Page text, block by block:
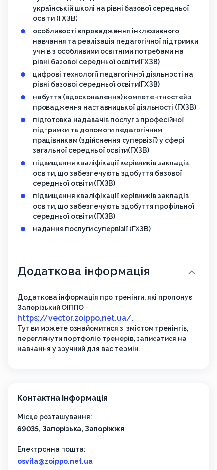
українській школі на рівні базової середньої
освіти (ГХЗВ)
особливості впровадження інклюзивного
навчання та реалізація педагогічної підтримки
учнів з особливими освітніми потребами на
рівні базової середньої освіти(ГХЗВ)
цифрові технології педагогічної діяльності на
рівні базової середньої освіти(ГХЗВ)
набуття (вдосконалення) компетентностей з
провадження наставницької діяльності (ГХЗВ)
підготовка надавачів послуг з професійної
підтримки та допомоги педагогічним
працівникам (здійснення супервізії) у сфері
загальної середньої освіти(ГХЗВ)
підвищення кваліфікації керівників закладів
освіти, що забезпечують здобуття базової
середньої освіти (ГХЗВ)
підвищення кваліфікації керівників закладів
освіти, що забезпечують здобуття профільної
середньої освіти (ГХЗВ)
надання послуги супервізії (ГХЗВ)
Додаткова інформація
Додаткова інформація про тренінги, які пропонує
Запорізький ОІППО -
https://vector.zoippo.net.ua/.
Тут ви можете ознайомитися зі змістом тренінгів,
переглянути портфоліо тренерів, записатися на
навчання у зручний для вас термін.
Контактна інформація
Місце розташування:
69035, Запорізька, Запоріжжя
Електронна пошта:
osvita@zoippo.net.ua